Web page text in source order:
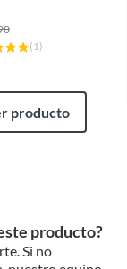
( 1)
producto
producto?
Si no